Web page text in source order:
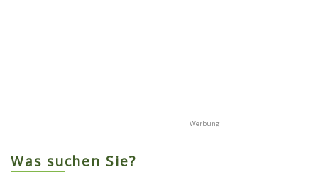
Was suchen Sie?